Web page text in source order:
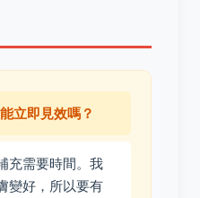
立即見效嗎？
充需要時間。我
變好，所以要有